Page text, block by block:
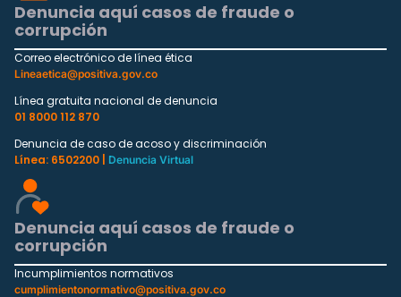
Denuncia aquí casos de fraude o
corrupción
Correo electrónico de línea ética
Lineaetica@positiva.gov.co
Línea gratuita nacional de denuncia
01 8000 112 870
Denuncia de caso de acoso y discriminación
Línea: 6502200 |
Denuncia Virtual
Denuncia aquí casos de fraude o
corrupción
Incumplimientos normativos
cumplimientonormativo@positiva.gov.co